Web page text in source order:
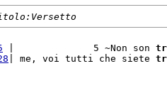
|              5 ~Non son
| me, voi tutti che siete